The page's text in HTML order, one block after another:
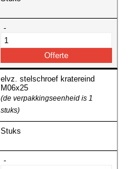
-
elvz. stelschroef kratereind
M06x25
(de verpakkingseenheid is 1
stuks)
Stuks
-